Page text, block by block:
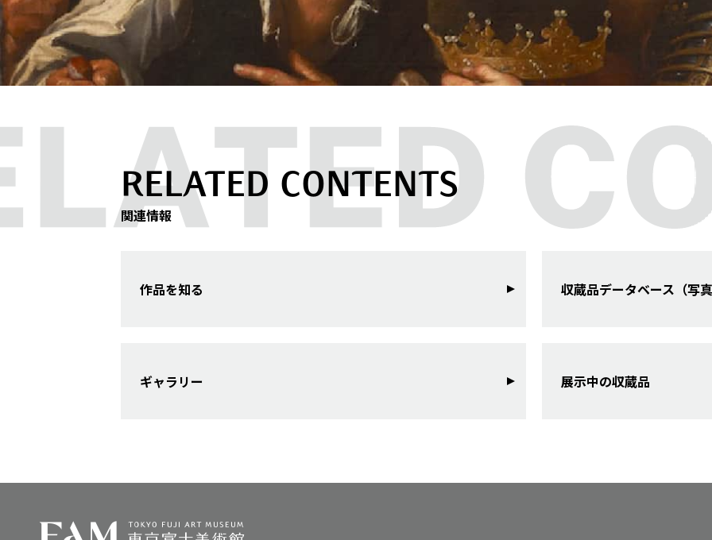
RELATED CONTENTS
関連情報
作品を知る 収蔵品データベース（写
ギャラリー 展示中の収蔵品